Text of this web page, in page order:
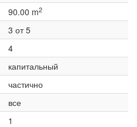
90.00 m2
3 от 5
4
капитальный
частично
все
1